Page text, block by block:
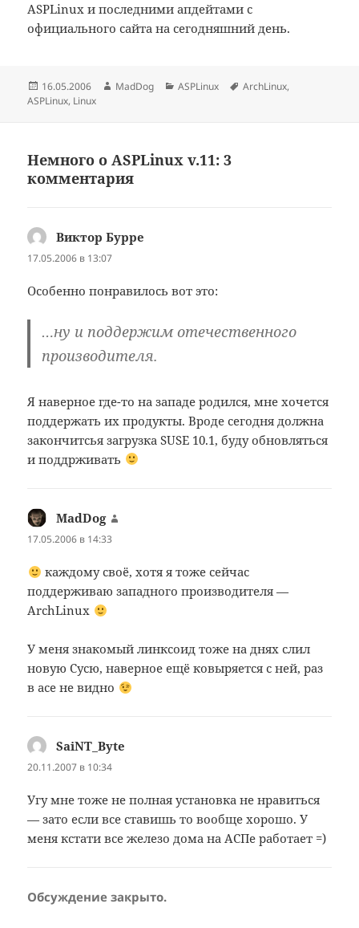
ASPLinux и последними апдейтами с
официального сайта на сегодняшний день.
Опубликовано
16.05.2006 Автор
MadDog Рубрики
ASPLinux Метки
ArchLinux,
ASPLinux, Linux
Немного о ASPLinux v.11: 3
комментария
Виктор Бурре
17.05.2006 в 13:07
Особенно понравилось вот это:
…ну и поддержим отечественного
производителя.
Я наверное где-то на западе родился, мне хочется
поддержать их продукты. Вроде сегодня должна
закончитсья загрузка SUSE 10.1, буду обновляться
и поддрживать
MadDog
17.05.2006 в 14:33
каждому своё, хотя я тоже сейчас
поддерживаю западного производителя —
ArchLinux
У меня знакомый линксоид тоже на днях слил
новую Сусю, наверное ещё ковыряется с ней, раз
в асе не видно
SaiNT_Byte
20.11.2007 в 10:34
Угу мне тоже не полная установка не нравиться
— зато если все ставишь то вообще хорошо. У
меня кстати все железо дома на АСПе работает =)
Обсуждение закрыто.